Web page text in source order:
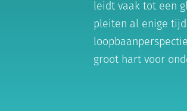
leidt vaak tot een
pleiten al enige
groot hart voor